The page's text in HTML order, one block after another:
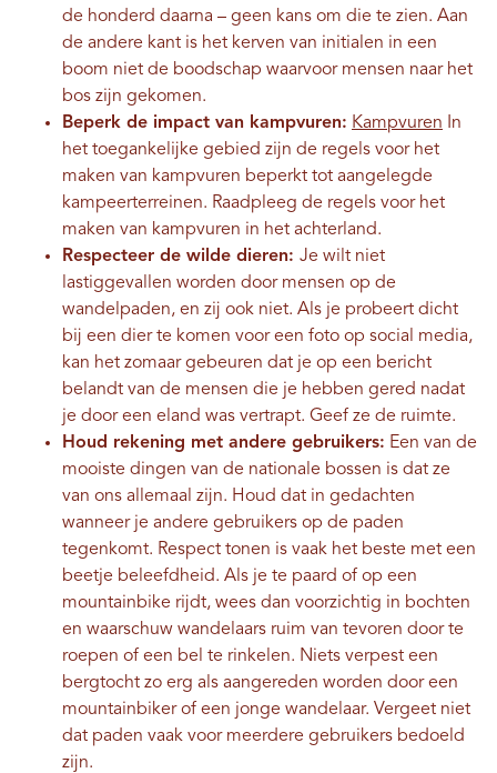
de honderd daarna – geen kans om die te zien. Aan
de andere kant is het kerven van initialen in een
boom niet de boodschap waarvoor mensen naar het
bos zijn gekomen.
Beperk de impact van kampvuren: Kampvuren In
het toegankelijke gebied zijn de regels voor het
maken van kampvuren beperkt tot aangelegde
kampeerterreinen. Raadpleeg de regels voor het
maken van kampvuren in het achterland.
Respecteer de wilde dieren: Je wilt niet
lastiggevallen worden door mensen op de
wandelpaden, en zij ook niet. Als je probeert dicht
bij een dier te komen voor een foto op social media,
kan het zomaar gebeuren dat je op een bericht
belandt van de mensen die je hebben gered nadat
je door een eland was vertrapt. Geef ze de ruimte.
Houd rekening met andere gebruikers: Een van de
mooiste dingen van de nationale bossen is dat ze
van ons allemaal zijn. Houd dat in gedachten
wanneer je andere gebruikers op de paden
tegenkomt. Respect tonen is vaak het beste met een
beetje beleefdheid. Als je te paard of op een
mountainbike rijdt, wees dan voorzichtig in bochten
en waarschuw wandelaars ruim van tevoren door te
roepen of een bel te rinkelen. Niets verpest een
bergtocht zo erg als aangereden worden door een
mountainbiker of een jonge wandelaar. Vergeet niet
dat paden vaak voor meerdere gebruikers bedoeld
zijn.